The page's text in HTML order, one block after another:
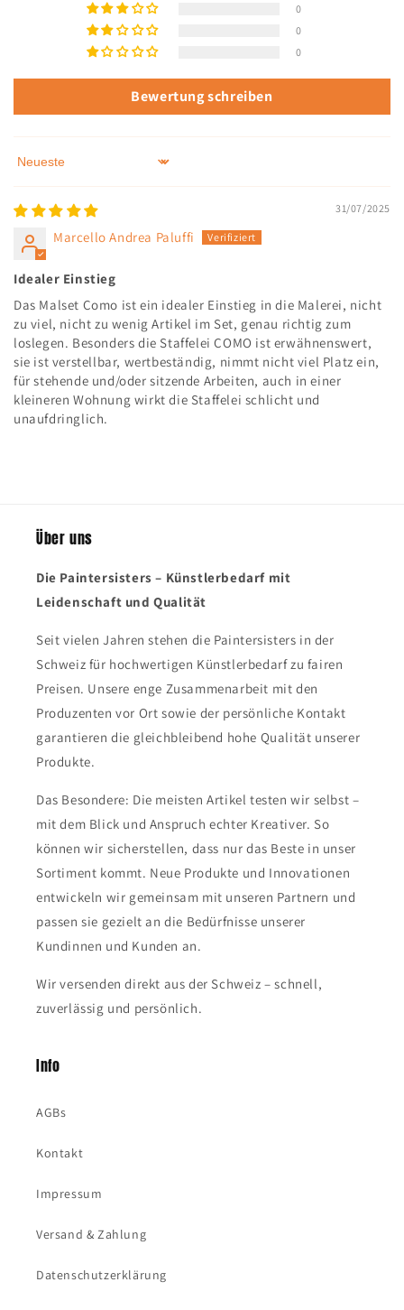
0
0
0
Bewertung schreiben
Sort by
31/07/2025
Marcello Andrea Paluffi
Idealer Einstieg
Das Malset Como ist ein idealer Einstieg in die Malerei, nicht
zu viel, nicht zu wenig Artikel im Set, genau richtig zum
loslegen. Besonders die Staffelei COMO ist erwähnenswert,
sie ist verstellbar, wertbeständig, nimmt nicht viel Platz ein,
für stehende und/oder sitzende Arbeiten, auch in einer
kleineren Wohnung wirkt die Staffelei schlicht und
unaufdringlich.
Über uns
Die Paintersisters – Künstlerbedarf mit
Leidenschaft und Qualität
Seit vielen Jahren stehen die Paintersisters in der
Schweiz für hochwertigen Künstlerbedarf zu fairen
Preisen. Unsere enge Zusammenarbeit mit den
Produzenten vor Ort sowie der persönliche Kontakt
garantieren die gleichbleibend hohe Qualität unserer
Produkte.
Das Besondere: Die meisten Artikel testen wir selbst –
mit dem Blick und Anspruch echter Kreativer. So
können wir sicherstellen, dass nur das Beste in unser
Sortiment kommt. Neue Produkte und Innovationen
entwickeln wir gemeinsam mit unseren Partnern und
passen sie gezielt an die Bedürfnisse unserer
Kundinnen und Kunden an.
Wir versenden direkt aus der Schweiz – schnell,
zuverlässig und persönlich.
Info
AGBs
Kontakt
Impressum
Versand & Zahlung
Datenschutzerklärung